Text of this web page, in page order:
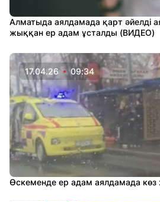
Алматыда аялдамада қарт әйелді
жыққан ер адам ұсталды (ВИДЕО)
17.04.26 09:34
Өскеменде ер адам аялдамада